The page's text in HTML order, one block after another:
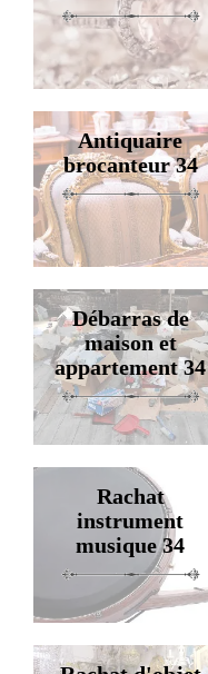
Antiquaire
brocanteur 34
Débarras de
maison et
appartement 34
Rachat
instrument
musique 34